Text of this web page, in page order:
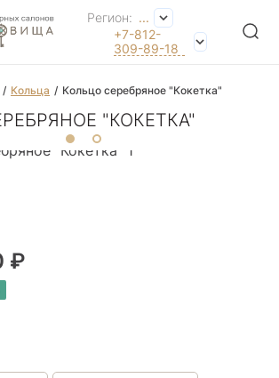
Регион: ...
+7-812-
309-89-18
Кольца Кольцо серебряное "Кокетка"
"КОКЕТКА"
₽